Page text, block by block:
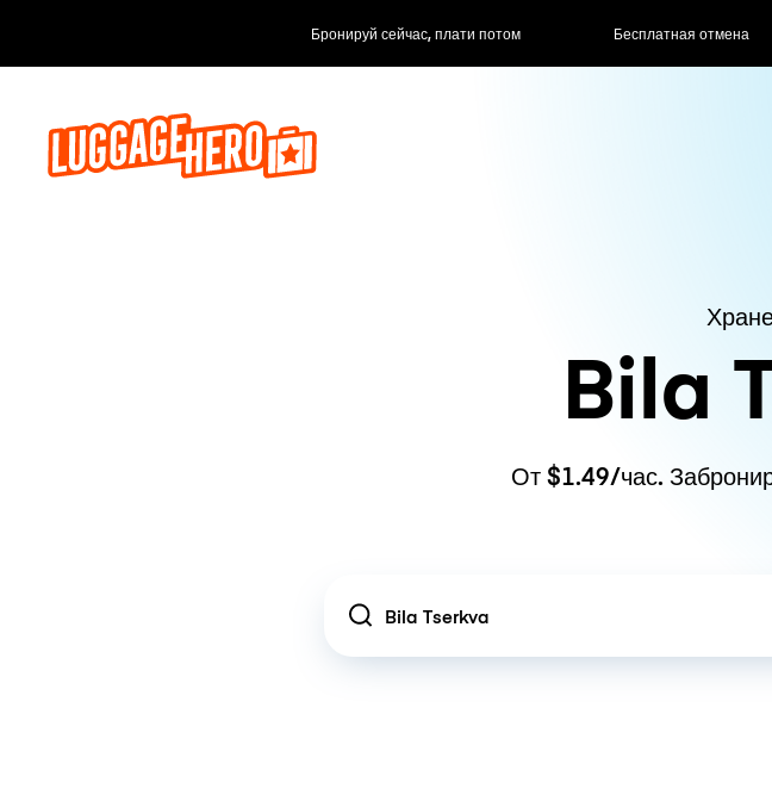
Бронируй сейчас, плати потом Бесплатная отмена
Bila
От $1.49/час.
Location